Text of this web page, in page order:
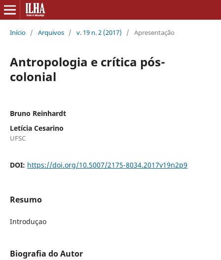
Início / Arquivos / v. 19 n. 2 (2017) / Apresentação
Antropologia e crítica pós-
colonial
Bruno Reinhardt
Letícia Cesarino
UFSC
DOI: https://doi.org/10.5007/2175-8034.2017v19n2p9
Resumo
Introduçao
Biografia do Autor